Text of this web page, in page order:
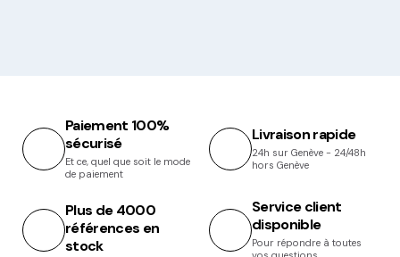
Paiement 100%
sécurisé
Et ce, quel que soit le mode
de paiement
Livraison rapide
24h sur Genève - 24/48h
hors Genève
Plus de 4000
références en
stock
Service client
disponible
Pour répondre à toutes